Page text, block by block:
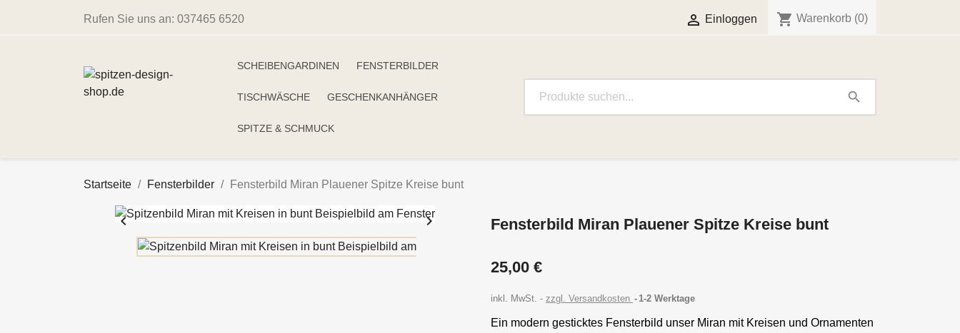
Rufen Sie uns an: 037465 6520  Einloggen shopping_cart Warenkorb (0)
SCHEIBENGARDINEN FENSTERBILDER
TISCHWÄSCHE GESCHENKANHÄNGER
SPITZE & SCHMUCK
search
Startseite Fensterbilder Fensterbild Miran Plauener Spitze Kreise bunt
  Fensterbild Miran Plauener Spitze Kreise bunt
25,00 €
inkl. MwSt. zzgl. Versandkosten 1-2 Werktage
Ein modern gesticktes Fensterbild unser Miran mit Kreisen und Ornamenten